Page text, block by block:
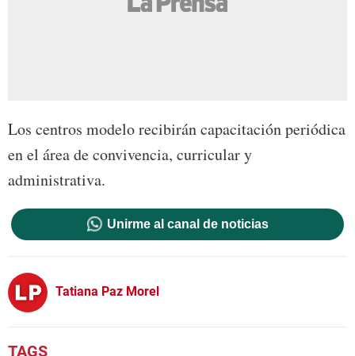
Los centros modelo recibirán capacitación periódica
en el área de convivencia, curricular y
administrativa.
Unirme al canal de noticias
Tatiana Paz Morel